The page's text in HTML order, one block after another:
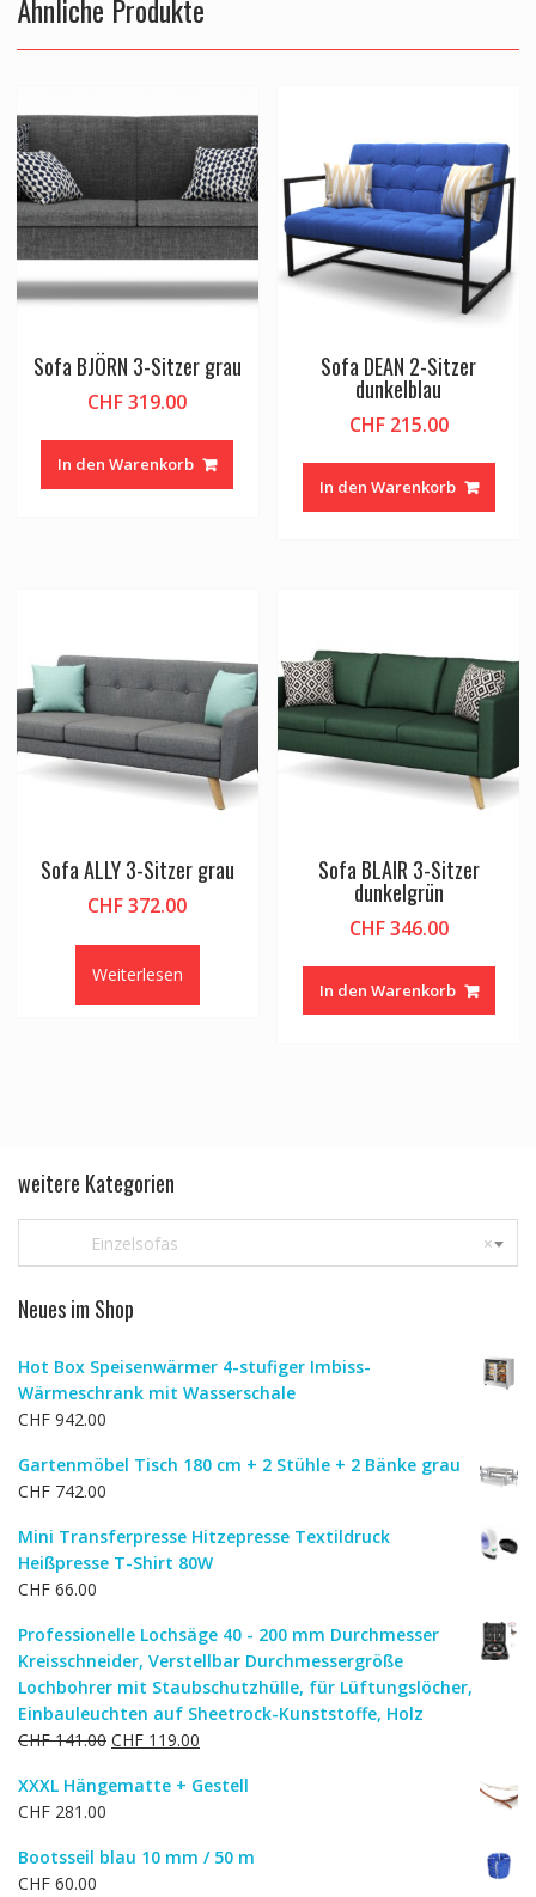
Ähnliche Produkte
Sofa BJÖRN 3-Sitzer grau
CHF319.00
In den Warenkorb
Sofa DEAN 2-Sitzer
dunkelblau
CHF215.00
In den Warenkorb
Sofa ALLY 3-Sitzer grau
CHF372.00
Weiterlesen
Sofa BLAIR 3-Sitzer
dunkelgrün
CHF346.00
In den Warenkorb
weitere Kategorien
×
Einzelsofas
Neues im Shop
Hot Box Speisenwärmer 4-stufiger Imbiss-
Wärmeschrank mit Wasserschale
CHF 942.00
Gartenmöbel Tisch 180 cm + 2 Stühle + 2 Bänke grau
CHF 742.00
Mini Transferpresse Hitzepresse Textildruck
Heißpresse T-Shirt 80W
CHF 66.00
Professionelle Lochsäge 40 - 200 mm Durchmesser
Kreisschneider, Verstellbar Durchmessergröße
Lochbohrer mit Staubschutzhülle, für Lüftungslöcher,
Einbauleuchten auf Sheetrock-Kunststoffe, Holz
CHF141.00 Ursprünglicher
war:
CHF 119.00
ist:
XXXL Hängematte + Gestell
CHF 281.00
Bootsseil blau 10 mm / 50 m
CHF 60.00